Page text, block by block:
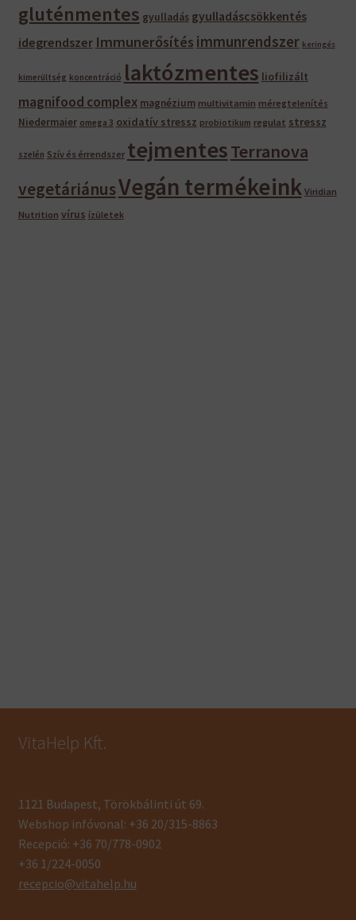
gluténmentes gyulladás gyulladáscsökkentés
idegrendszer Immunerősítés immunrendszer keringés
kimerültség koncentráció laktózmentes liofilizált
magnifood complex magnézium multivitamin méregtelenítés
Niedermaier omega 3 oxidatív stressz probiotikum regulat stressz
szelén Szív és érrendszer tejmentesTerranova
vegetáriánusVegán termékeink Viridian
Nutrition vírus ízületek
VitaHelp Kft.
1121 Budapest, Törökbálinti út 69.
Webshop infóvonal: +36 20/315-8863
Recepció: +36 70/778-0902
+36 1/224-0050
recepcio@vitahelp.hu